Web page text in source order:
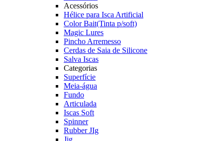
Acessórios
Hélice para Isca Artificial
Color Bait(Tinta p/soft)
Magic Lures
Pincho Arremesso
Cerdas de Saia de Silicone
Salva Iscas
Categorias
Superfície
Meia-água
Fundo
Articulada
Iscas Soft
Spinner
Rubber JIg
Jig